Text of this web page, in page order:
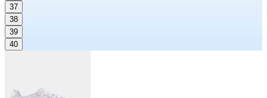
37
38
39
40